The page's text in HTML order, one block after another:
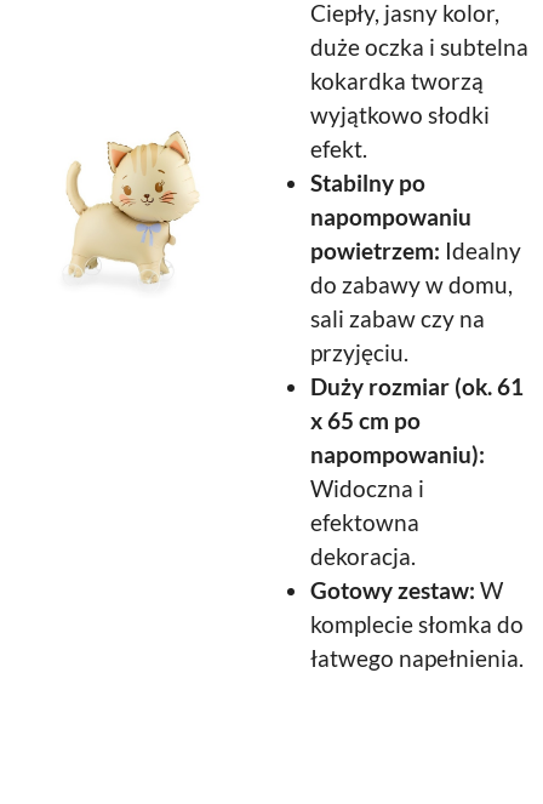
Ciepły, jasny kolor,
duże oczka i subtelna
kokardka tworzą
wyjątkowo słodki
efekt.
Stabilny po
napompowaniu
powietrzem: Idealny
do zabawy w domu,
sali zabaw czy na
przyjęciu.
Duży rozmiar (ok. 61
x 65 cm po
napompowaniu):
Widoczna i
efektowna
dekoracja.
Gotowy zestaw: W
komplecie słomka do
łatwego napełnienia.